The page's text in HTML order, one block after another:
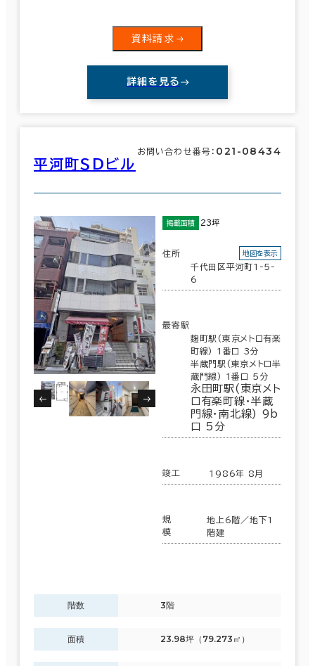
資料請求
詳細を見る
平河町ＳＤビル
お問い合わせ番号： 021-08434
掲載面積 23坪
住所
千代田区平河町1-5-
6
地図を表示
最寄駅
麹町駅(東京メトロ有楽
町線) 1番口 3分
半蔵門駅(東京メトロ半
蔵門線) 1番口 5分
永田町駅(東京メト
ロ有楽町線･半蔵
門線･南北線) 9b
口 5分
竣工 1986年 8月
規
模
地上6階／地下1
階建
階数 3階
面積 23.98坪（79.273㎡）